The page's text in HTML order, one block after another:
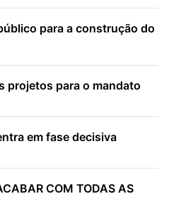
para a construção do
projetos para o mandato
em fase decisiva
COM TODAS AS